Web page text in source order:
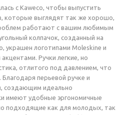
с Kaweco, чтобы выпустить
которые выглядят так же хорошо,
работают с вашим любимым
колпачок, созданный на
украшен логотипами Moleskine и
Ручки легкие, но
отлитого под давлением, что
перьевой ручке и
создающим идеально
имеют удобные эргономичные
подходящие как для молодых, так